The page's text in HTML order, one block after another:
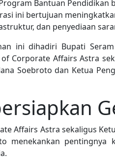
Bantuan Pendidikan
ini bertujuan
dan penyediaan
ini dihadiri Bupati
Corporate Affairs Astra
Soebroto dan Ketua
Affairs Astra sekaligus
menekankan